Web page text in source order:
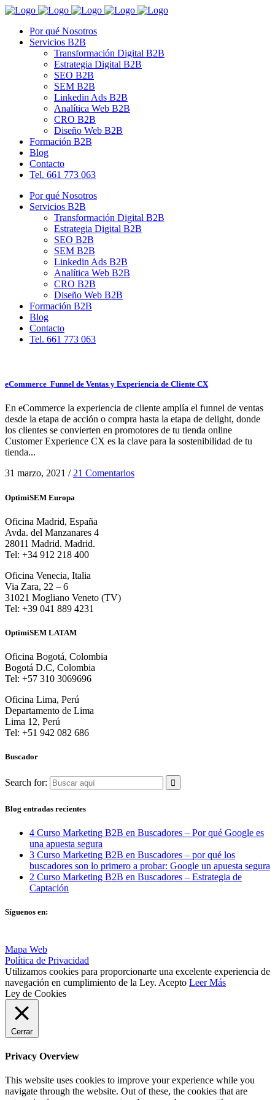
Por qué Nosotros
Servicios B2B
Transformación Digital B2B
Estrategia Digital B2B
SEO B2B
SEM B2B
Linkedin Ads B2B
Analítica Web B2B
CRO B2B
Diseño Web B2B
Formación B2B
Blog
Contacto
Tel. 661 773 063
Por qué Nosotros
Servicios B2B
Transformación Digital B2B
Estrategia Digital B2B
SEO B2B
SEM B2B
Linkedin Ads B2B
Analítica Web B2B
CRO B2B
Diseño Web B2B
Formación B2B
Blog
Contacto
Tel. 661 773 063
eCommerce Funnel de Ventas y Experiencia de Cliente CX
En eCommerce la experiencia de cliente amplía el funnel de ventas
desde la etapa de acción o compra hasta la etapa de delight, donde
los clientes se convierten en promotores de tu tienda online
Customer Experience CX es la clave para la sostenibilidad de tu
tienda...
31 marzo, 2021 / 21 Comentarios
OptimiSEM Europa
Oficina Madrid, España
Avda. del Manzanares 4
28011 Madrid. Madrid.
Tel: +34 912 218 400
Oficina Venecia, Italia
Via Zara, 22 – 6
31021 Mogliano Veneto (TV)
Tel: +39 041 889 4231
OptimiSEM LATAM
Oficina Bogotá, Colombia
Bogotá D.C, Colombia
Tel: +57 310 3069696
Oficina Lima, Perú
Departamento de Lima
Lima 12, Perú
Tel: +51 942 082 686
Buscador
Search for:
Blog entradas recientes
4 Curso Marketing B2B en Buscadores – Por qué Google es
una apuesta segura
3 Curso Marketing B2B en Buscadores – por qué los
buscadores son lo primero a probar: Google un apuesta segura
2 Curso Marketing B2B en Buscadores – Estrategia de
Captación
Síguenos en:
Mapa Web
Política de Privacidad
Utilizamos cookies para proporcionarte una excelente experiencia de
navegación en cumplimiento de la Ley. Acepto Leer Más
Ley de Cookies
Cerrar
Privacy Overview
This website uses cookies to improve your experience while you
navigate through the website. Out of these, the cookies that are